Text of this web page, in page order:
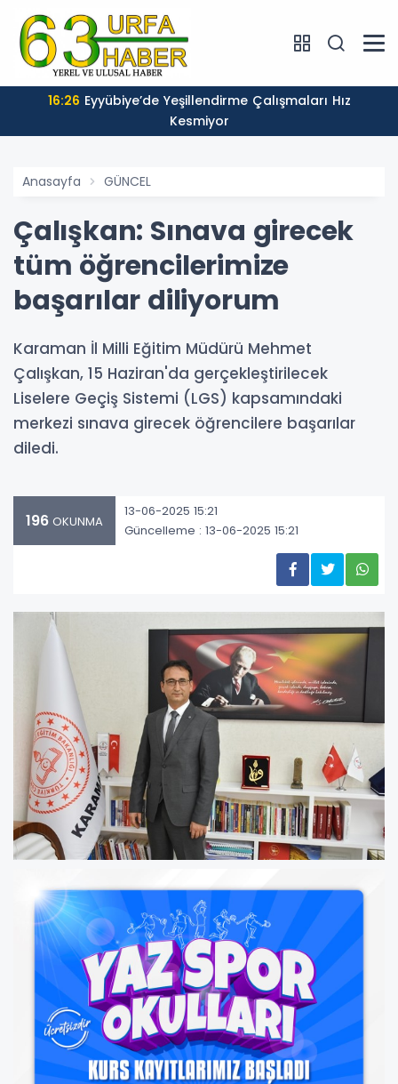
16:26
Kesmiyor
Anasayfa GÜNCEL
Çalışkan: Sınava girecek
tüm öğrencilerimize
başarılar diliyorum
Karaman İl Milli Eğitim Müdürü Mehmet
Çalışkan, 15 Haziran'da gerçekleştirilecek
Liselere Geçiş Sistemi (LGS) kapsamındaki
merkezi sınava girecek öğrencilere başarılar
diledi.
196 OKUNMA
13-06-2025 15:21
Güncelleme : 13-06-2025 15:21